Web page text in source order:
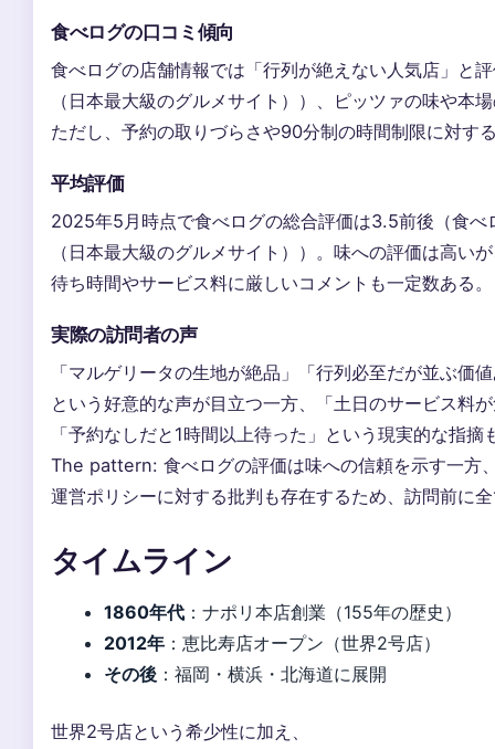
食べログの口コミ傾向
食べログの店舗情報では「行列が絶えない人気店」と
（日本最大級のグルメサイト））、ピッツァの味や本
ただし、予約の取りづらさや90分制の時間制限に対す
平均評価
2025年5月時点で食べログの総合評価は3.5前後（食べ
（日本最大級のグルメサイト））。味への評価は高い
待ち時間やサービス料に厳しいコメントも一定数ある。
実際の訪問者の声
「マルゲリータの生地が絶品」「行列必至だが並ぶ価
という好意的な声が目立つ一方、「土日のサービス料
「予約なしだと1時間以上待った」という現実的な指
The pattern: 食べログの評価は味への信頼を示す一方
運営ポリシーに対する批判も存在するため、訪問前に
タイムライン
1860年代 ：ナポリ本店創業（155年の歴史）
2012年 ：恵比寿店オープン（世界2号店）
その後 ：福岡・横浜・北海道に展開
世界2号店という希少性に加え、